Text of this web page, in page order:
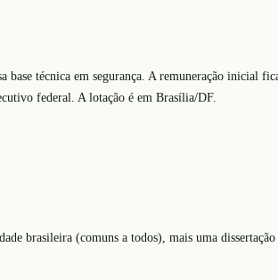
técnica em segurança. A remuneração inicial
federal. A lotação é em Brasília/DF.
brasileira (comuns a todos), mais uma